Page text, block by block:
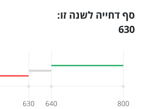
סף דחייה לשנה זו:
630
630 640 800